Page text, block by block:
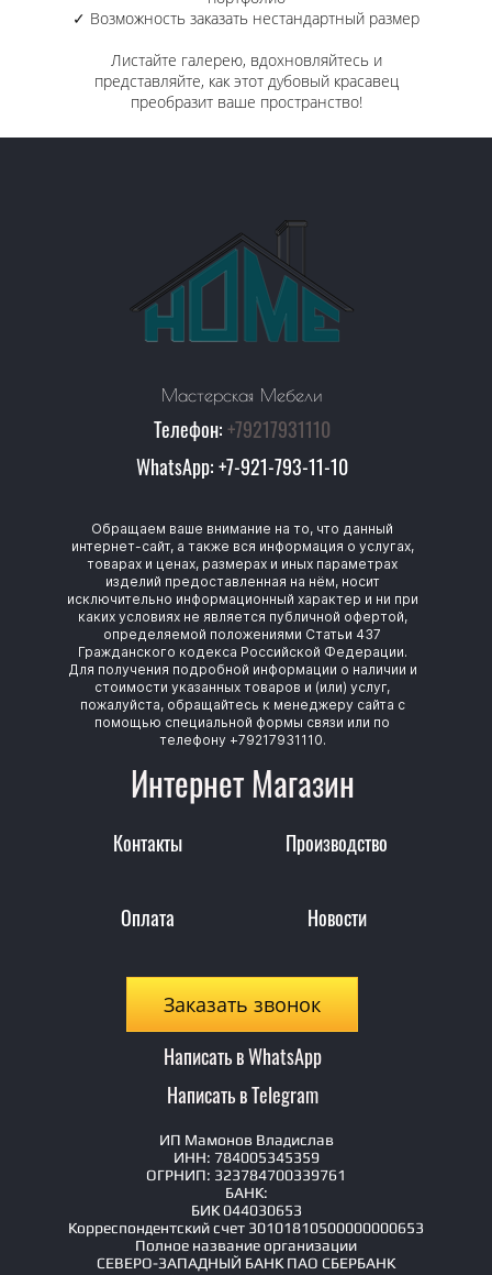
✓ Возможность заказать нестандартный размер
Листайте галерею, вдохновляйтесь и
представляйте, как этот дубовый красавец
преобразит ваше пространство!
Мастерская Мебели
Телефон:+79217931110
WhatsApp:+7-921-793-11-10
Обращаем ваше внимание на то, что данный
интернет-сайт, а также вся информация о услугах,
товарах и ценах, размерах и иных параметрах
изделий предоставленная на нём, носит
исключительно информационный характер и ни при
каких условиях не является публичной офертой,
определяемой положениями Статьи 437
Гражданского кодекса Российской Федерации.
Для получения подробной информации о наличии и
стоимости указанных товаров и (или) услуг,
пожалуйста, обращайтесь к менеджеру сайта с
помощью специальной формы связи или по
телефону +79217931110.
Интернет Магазин
Контакты Производство
Оплата Новости
Заказать звонок
Написать в WhatsApp
Написать в Telegram
ИП Мамонов Владислав
ИНН: 784005345359
ОГРНИП: 323784700339761
БАНК:
БИК 044030653
Корреспондентский счет 30101810500000000653
Полное название организации
СЕВЕРО-ЗАПАДНЫЙ БАНК ПАО СБЕРБАНК